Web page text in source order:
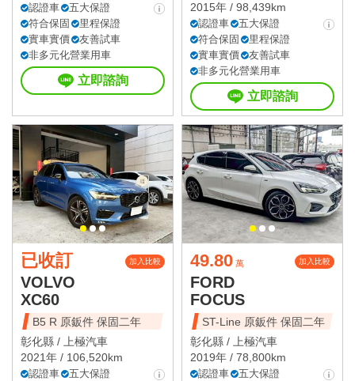
認證車
五大保證
符合保固
里程保證
實車實價
友善試車
非多元化營業用車
立即諮詢
2015年 / 98,439km
認證車
五大保證
符合保固
里程保證
實車實價
友善試車
非多元化營業用車
立即諮詢
已收訂 加入比較
VOLVO
XC60
B5 R 原鈑件 保固二年
彰化縣 /
上極汽車
2021年 / 106,520km
認證車
五大保證
49.80 萬 加入比較
FORD
FOCUS
ST-Line 原鈑件 保固二年
彰化縣 /
上極汽車
2019年 / 78,800km
認證車
五大保證